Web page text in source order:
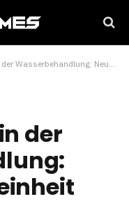
Neue Ära der Reinheit
der